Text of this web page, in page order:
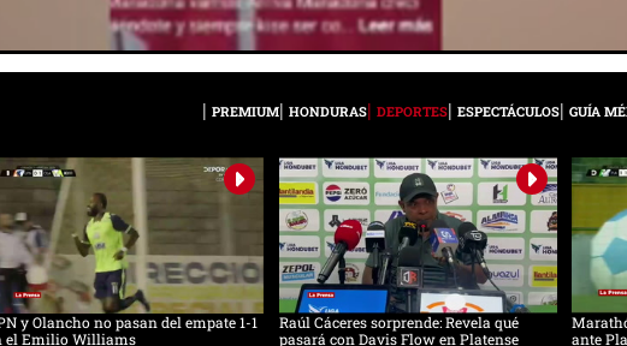
PREMIUM HONDURAS DEPORTES ESPECTÁCULOS GUÍA
y Olancho no pasan del empate 1-1
el Emilio Williams
Raúl Cáceres sorprende: Revela qué
pasará con Davis Flow en Platense
ante